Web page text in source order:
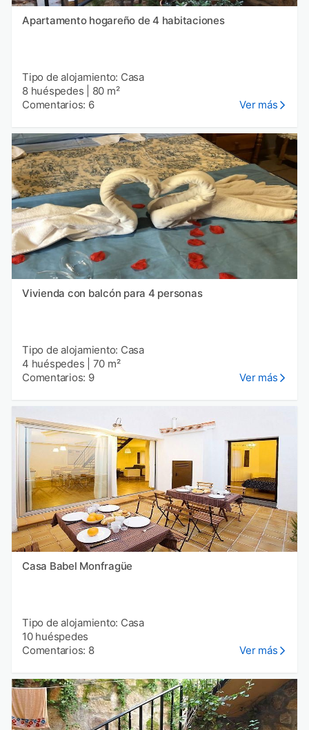
Apartamento hogareño de 4 habitaciones
Tipo de alojamiento: Casa
8 huéspedes
80 m²
Comentarios: 6
Ver más
Vivienda con balcón para 4 personas
Tipo de alojamiento: Casa
4 huéspedes
70 m²
Comentarios: 9
Ver más
Casa Babel Monfragüe
Tipo de alojamiento: Casa
10 huéspedes
Comentarios: 8
Ver más